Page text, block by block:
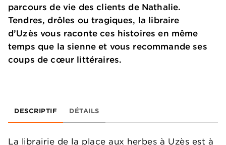
parcours de vie des clients de Nathalie.
Tendres, drôles ou tragiques, la libraire
d’Uzès vous raconte ces histoires en même
temps que la sienne et vous recommande ses
coups de cœur littéraires.
DESCRIPTIF DÉTAILS
La librairie de la place aux herbes à Uzès est à